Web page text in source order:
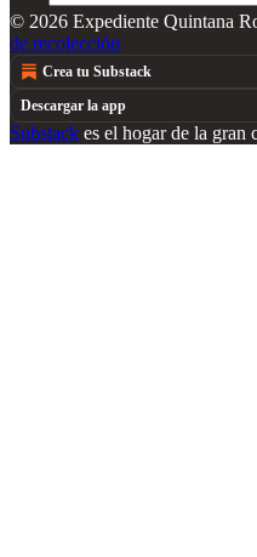
© 2026 Expediente Quintana
de recolección
Crea tu Substack
Descargar la app
Substack es el hogar de la gran